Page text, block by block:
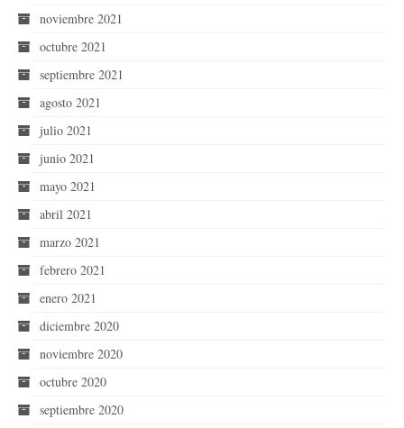
noviembre 2021
octubre 2021
septiembre 2021
agosto 2021
julio 2021
junio 2021
mayo 2021
abril 2021
marzo 2021
febrero 2021
enero 2021
diciembre 2020
noviembre 2020
octubre 2020
septiembre 2020